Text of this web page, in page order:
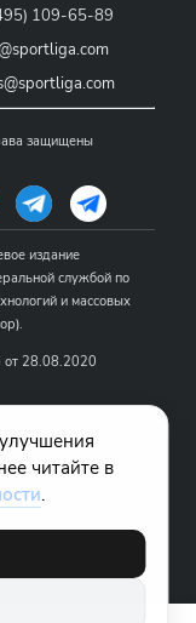
109-65-89
защищены
издание
службой по
и массовых
от 28.08.2020
ИП Чамин
читайте в
.